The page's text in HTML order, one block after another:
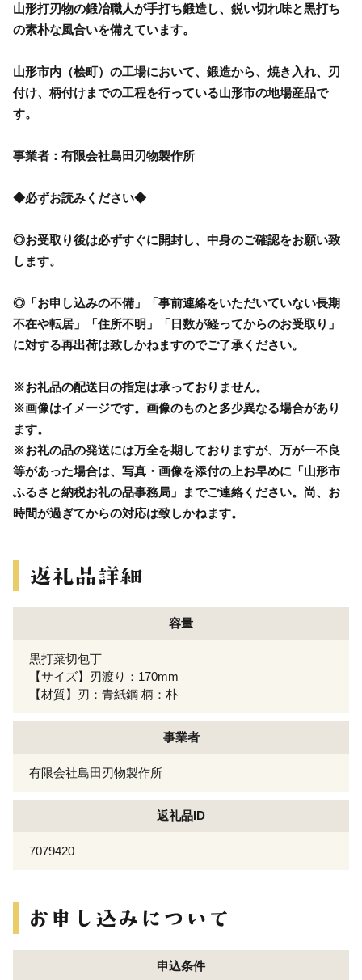
山形打刃物の鍛冶職人が手打ち鍛造し、鋭い切れ味と黒打ち
の素朴な風合いを備えています。
山形市内（桧町）の工場において、鍛造から、焼き入れ、刃
付け、柄付けまでの工程を行っている山形市の地場産品で
す。
事業者：有限会社島田刃物製作所
◆必ずお読みください◆
◎お受取り後は必ずすぐに開封し、中身のご確認をお願い致
します。
◎「お申し込みの不備」「事前連絡をいただいていない長期
不在や転居」「住所不明」「日数が経ってからのお受取り」
に対する再出荷は致しかねますのでご了承ください。
※お礼品の配送日の指定は承っておりません。
※画像はイメージです。画像のものと多少異なる場合があり
ます。
※お礼の品の発送には万全を期しておりますが、万が一不良
等があった場合は、写真・画像を添付の上お早めに「山形市
ふるさと納税お礼の品事務局」までご連絡ください。尚、お
時間が過ぎてからの対応は致しかねます。
容量
黒打菜切包丁
【サイズ】刃渡り：170mm
【材質】刃：青紙鋼 柄：朴
事業者
有限会社島田刃物製作所
返礼品ID
7079420
申込条件